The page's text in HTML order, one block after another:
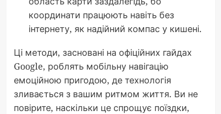
координати працюють навіть без
інтернету, як надійний компас у кишені.
Ці методи, засновані на офіційних гайдах
Google, роблять мобільну навігацію
емоційною пригодою, де технологія
зливається з вашим ритмом життя. Ви не
повірите, наскільки це спрощує поїздки,